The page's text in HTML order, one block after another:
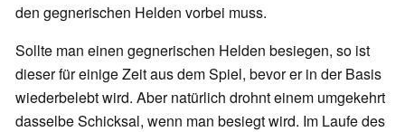
den gegnerischen Helden vorbei muss.
Sollte man einen gegnerischen Helden besiegen, so ist
dieser für einige Zeit aus dem Spiel, bevor er in der Basis
wiederbelebt wird. Aber natürlich drohnt einem umgekehrt
dasselbe Schicksal, wenn man besiegt wird. Im Laufe des